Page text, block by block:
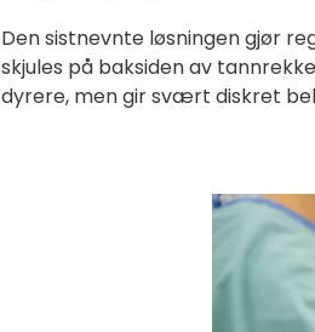
Den sistnevnte løsningen gjør
skjules på baksiden av
dyrere, men gir svært diskret